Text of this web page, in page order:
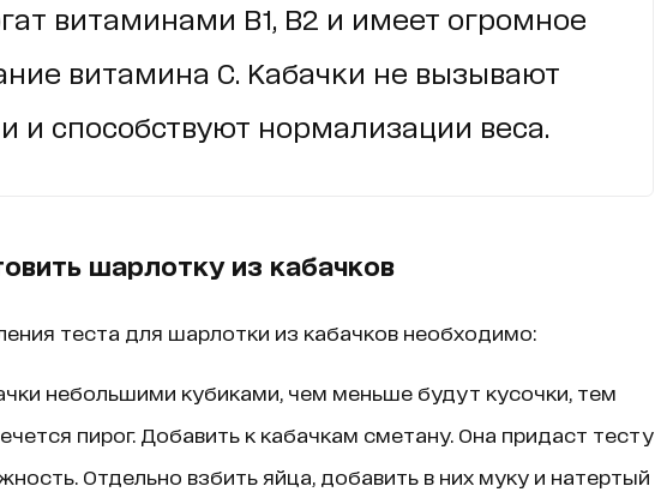
витаминами В1, В2 и имеет огромное
витамина С. Кабачки не вызывают
и способствуют нормализации веса.
шарлотку из кабачков
теста для шарлотки из кабачков необходимо:
небольшими кубиками, чем меньше будут кусочки, тем
пирог. Добавить к кабачкам сметану. Она придаст тесту
Отдельно взбить яйца, добавить в них муку и натертый